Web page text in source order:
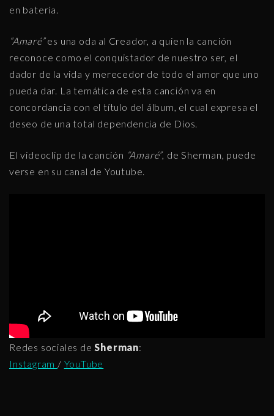
en batería.
“Amaré”es una oda al Creador, a quien la canción
reconoce como el conquistador de nuestro ser, el
dador de la vida y merecedor de todo el amor que uno
pueda dar. La temática de esta canción va en
concordancia con el título del álbum, el cual expresa el
deseo de una total dependencia de Dios.
El videoclip de la canción “Amaré”, de Sherman, puede
verse en su canal de Youtube.
Redes sociales de Sherman:
Instagram / YouTube